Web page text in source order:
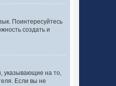
Поинтересуйтесь
создать и
указывающие на то,
Если вы не